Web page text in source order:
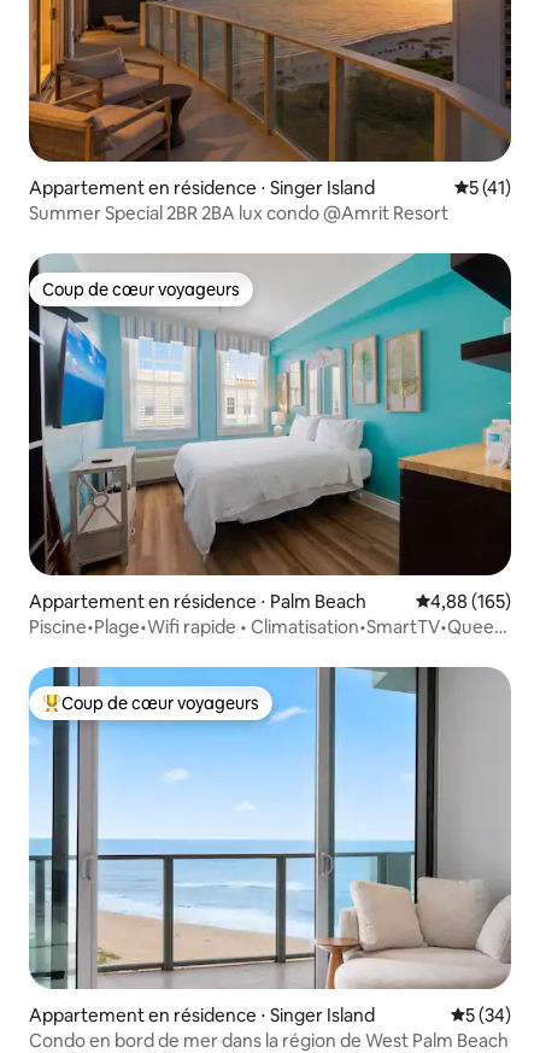
Appartement en résidence ⋅ Singer Island
5 (41)
Summer Special 2BR 2BA lux condo @Amrit Resort
Coup de cœur voyageurs
Coup de cœur voyageurs
Appartement en résidence ⋅ Palm Beach Évaluation
4,88 (165)
Piscine•Plage•Wifi rapide • Climatisation•SmartTV•Queen
Coups de cœur voyageurs les plus appréciés
Coup de cœur voyageurs
Appartement en résidence ⋅ Singer Island
5 (34)
Condo en bord de mer dans la région de West Palm Beach